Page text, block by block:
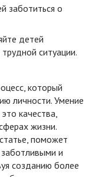
заботиться о
детей
ситуации.
который
личности. Умение
качества,
жизни.
поможет
и
созданию более